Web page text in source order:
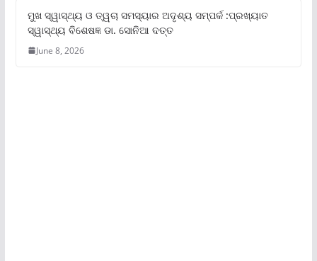
ମୁଖ ସ୍ୱାସ୍ଥ୍ୟ ଓ ତ୍ୱଚା ସମସ୍ୟାର ଅଦୃଶ୍ୟ ସମ୍ପର୍କ :ପ୍ରଖ୍ୟାତ
ସ୍ୱାସ୍ଥ୍ୟ ବିଶେଷଜ୍ଞ ଡା. ସୋନିଆ ଦତ୍ତ
June 8, 2026